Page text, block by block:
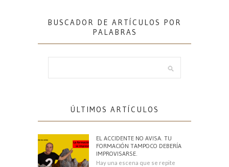
BUSCADOR DE ARTÍCULOS POR
PALABRAS
ÚLTIMOS ARTÍCULOS
EL ACCIDENTE NO AVISA. TU
FORMACIÓN TAMPOCO DEBERÍA
IMPROVISARSE.
Hay una escena que se repite